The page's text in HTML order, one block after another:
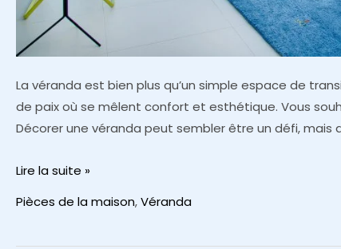
La véranda est bien plus qu’un simple espace de
de paix où se mêlent confort et esthétique. Vous
Décorer une véranda peut sembler être un défi,
Comment
Lire la suite »
Pièces de la maison,Véranda